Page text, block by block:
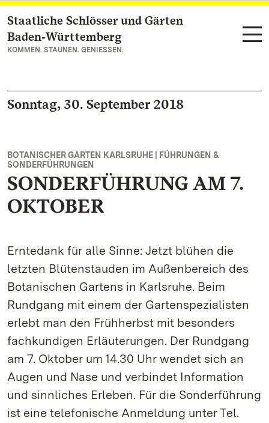
Zum Hauptinhalt springen
Staatliche Schlösser und Gärten
Baden‑Württemberg
KOMMEN. STAUNEN. GENIESSEN.
Sonntag, 30. September 2018
BOTANISCHER GARTEN KARLSRUHE | FÜHRUNGEN &
SONDERFÜHRUNGEN
SONDERFÜHRUNG AM 7.
OKTOBER
Erntedank für alle Sinne: Jetzt blühen die
letzten Blütenstauden im Außenbereich des
Botanischen Gartens in Karlsruhe. Beim
Rundgang mit einem der Gartenspezialisten
erlebt man den Frühherbst mit besonders
fachkundigen Erläuterungen. Der Rundgang
am 7. Oktober um 14.30 Uhr wendet sich an
Augen und Nase und verbindet Information
und sinnliches Erleben. Für die Sonderführung
ist eine telefonische Anmeldung unter Tel.